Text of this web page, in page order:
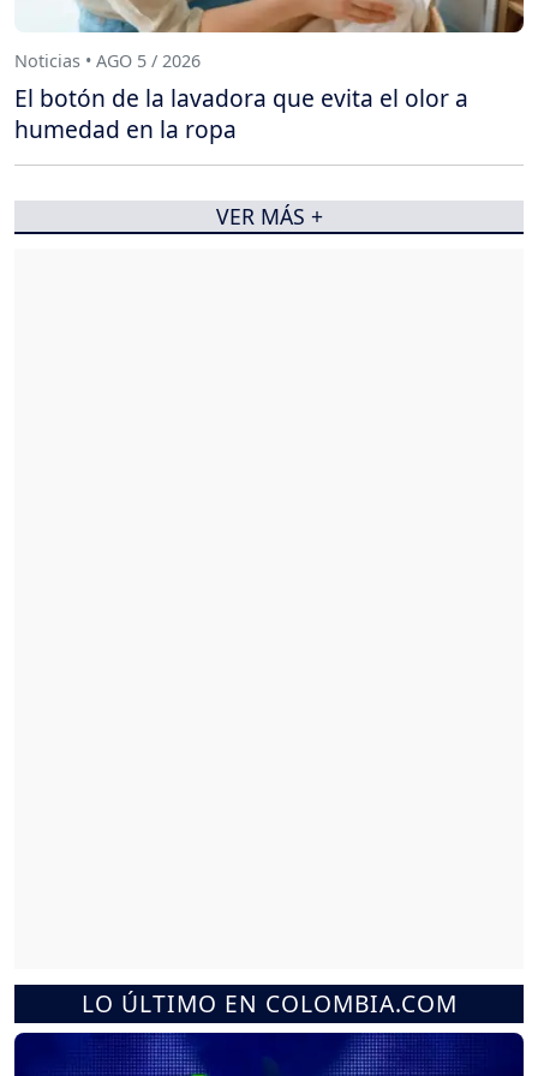
LO ÚLTIMO EN COLOMBIA.COM
Noticias • AGO 5 / 2026
El botón de la lavadora que evita el olor a
humedad en la ropa
VER MÁS +